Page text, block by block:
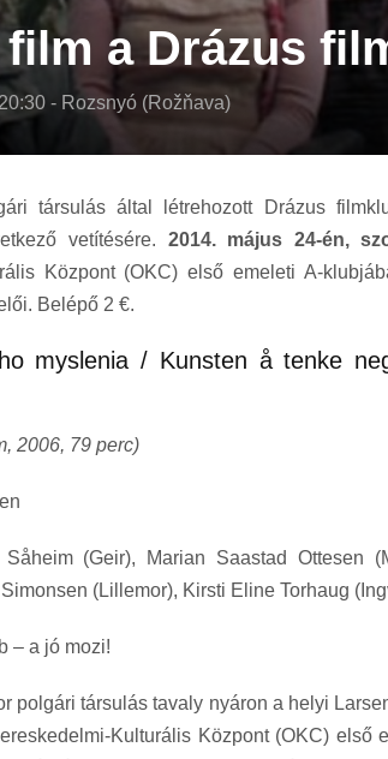
a Drázus
- Rozsnyó (Rožňava)
társulás által létrehozott Drázus
vetítésére. 2014. május 24-én,
Központ (OKC) első emeleti A-
Belépő 2 €.
myslenia / Kunsten å tenke
2006, 79 perc)
(Geir), Marian Saastad Ottesen
(Lillemor), Kirsti Eline Torhaug
– a jó mozi!
polgári társulás tavaly nyáron a helyi
Kulturális Központ (OKC) első